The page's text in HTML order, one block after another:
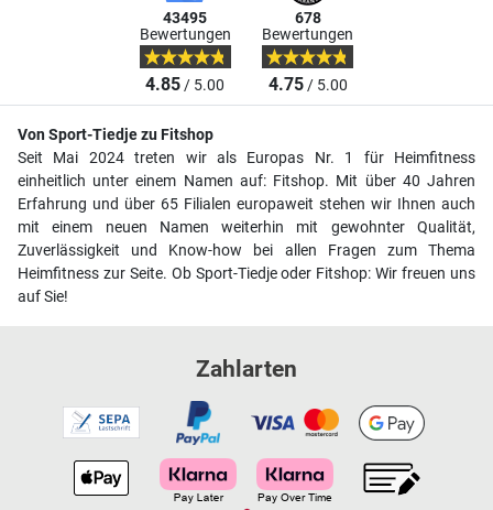
43495
Bewertungen
4.85/ 5.00
678
Bewertungen
4.75/ 5.00
Von Sport-Tiedje zu Fitshop
Seit Mai 2024 treten wir als Europas Nr. 1 für Heimfitness
einheitlich unter einem Namen auf: Fitshop. Mit über 40 Jahren
Erfahrung und über 65 Filialen europaweit stehen wir Ihnen auch
mit einem neuen Namen weiterhin mit gewohnter Qualität,
Zuverlässigkeit und Know-how bei allen Fragen zum Thema
Heimfitness zur Seite. Ob Sport-Tiedje oder Fitshop: Wir freuen uns
auf Sie!
Zahlarten